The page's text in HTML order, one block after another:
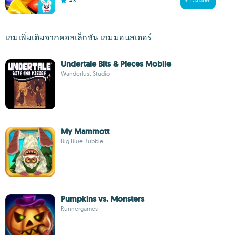
เกมเพิ่มเติมจากคอลเล็กชัน เกมมอนสเตอร์
Undertale Bits & Pieces Mobile
Wanderlust Studio
My Mammott
Big Blue Bubble
Pumpkins vs. Monsters
Runnergames